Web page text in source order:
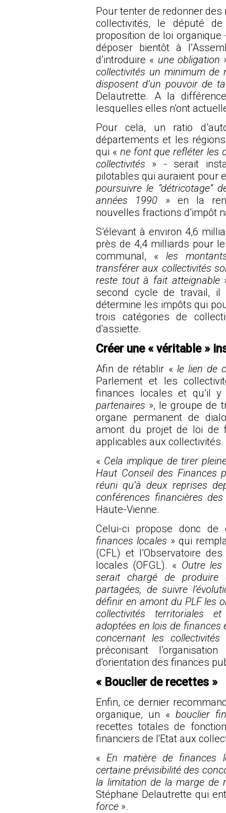
Pour tenter de redonner
collectivités, le député
proposition de loi
déposer bientôt à
d’introduire « une obligation
collectivités un minimum de
disposent d’un pouvoir de
Delautrette. A la
lesquelles elles n’ont
Pour cela, un ratio
départements et les
qui « ne font que refléter les
collectivités » - serait
pilotables qui auraient pour
poursuivre le “détricotage”
années 1990 » en la
nouvelles fractions d’impôt
S’élevant à environ 4,6
près de 4,4 milliards pour
communal, « les
transférer aux collectivités
reste tout à fait atteignable
second cycle de travail,
détermine les impôts qui
trois catégories de
d'assiette.
Créer une « véritable »
Afin de rétablir « le lien de
Parlement et les
finances locales et qu’il
partenaires », le groupe de
organe permanent de
amont du projet de loi de
applicables aux collectivités.
« Cela implique de tirer
Haut Conseil des Finances
réuni qu’à deux reprises
conférences financières
Haute-Vienne.
Celui-ci propose donc
finances locales » qui
(CFL) et l’Observatoire
locales (OFGL). « Outre
serait chargé de produire
partagées, de suivre
définir en amont du PLF les
collectivités territoriales
adoptées en lois de finances
concernant les collectivités
préconisant
d'orientation des finances
« Bouclier de recettes »
Enfin, ce dernier
organique, un «bouclier
recettes totales de
financiers de l'Etat aux
« En matière de finances
certaine prévisibilité des
la limitation de la marge de
Stéphane Delautrette qui
force ».